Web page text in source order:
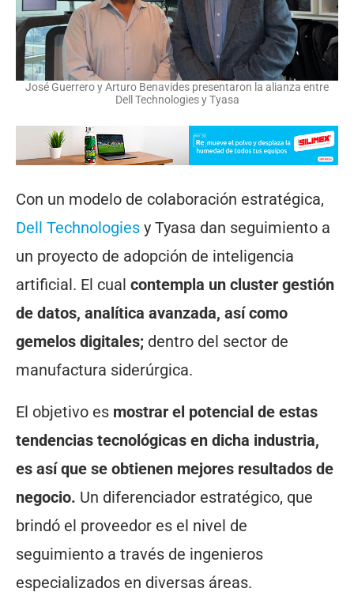
José Guerrero y Arturo Benavides presentaron la alianza entre
Dell Technologies y Tyasa
Con un modelo de colaboración estratégica,
Dell Technologies y Tyasa dan seguimiento a
un proyecto de adopción de inteligencia
artificial. El cual contempla un cluster gestión
de datos, analítica avanzada, así como
gemelos digitales; dentro del sector de
manufactura siderúrgica.
El objetivo es mostrar el potencial de estas
tendencias tecnológicas en dicha industria,
es así que se obtienen mejores resultados de
negocio. Un diferenciador estratégico, que
brindó el proveedor es el nivel de
seguimiento a través de ingenieros
especializados en diversas áreas.